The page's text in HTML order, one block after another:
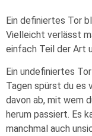
Ein definiertes Tor
Vielleicht verlässt
einfach Teil der Art
Ein undefiniertes
Tagen spürst du es
davon ab, mit wem
herum passiert. Es
manchmal auch